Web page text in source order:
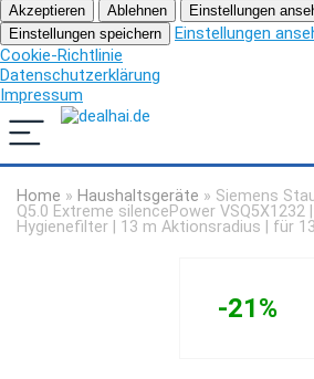
Akzeptieren Ablehnen
Einstellungen
Einstellungen speichern
Einstellungen
Cookie-Richtlinie
Datenschutzerklärung
Impressum
Home » Haushaltsgeräte » Siemens
Q5.0 Extreme silencePower VSQ5X1232 |
Hygienefilter | 13 m Aktionsradius | für
-21%